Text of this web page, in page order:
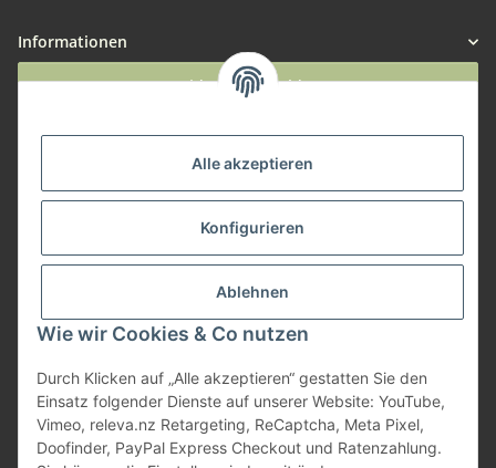
Alle akzeptieren
Konfigurieren
Ablehnen
Wie wir Cookies & Co nutzen
Durch Klicken auf „Alle akzeptieren“ gestatten Sie den
Einsatz folgender Dienste auf unserer Website: YouTube,
Vimeo, releva.nz Retargeting, ReCaptcha, Meta Pixel,
Doofinder, PayPal Express Checkout und Ratenzahlung.
Informationen
Widerruf anmelden
Herstellerinformationen